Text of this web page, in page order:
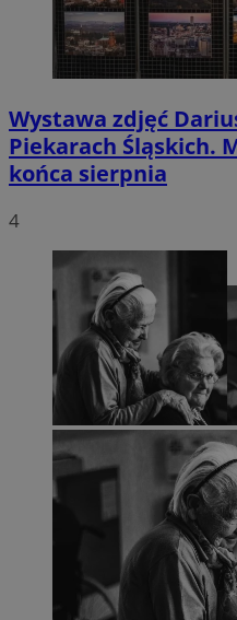
Wystawa zdjęć
Piekarach Śląskich.
końca sierpnia
4